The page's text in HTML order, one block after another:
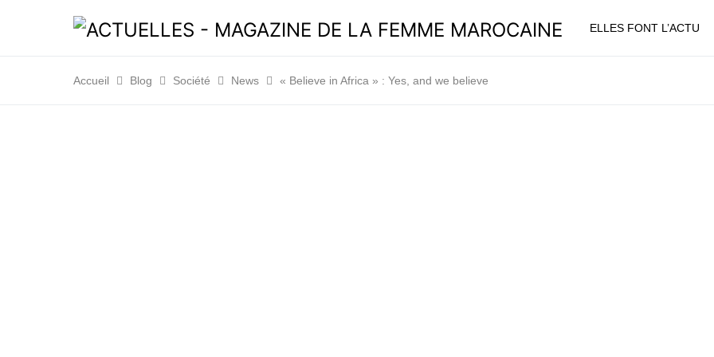
ELLES FONT L’ACTU
Accueil Blog Société News « Believe in Africa » : Yes, and we believe